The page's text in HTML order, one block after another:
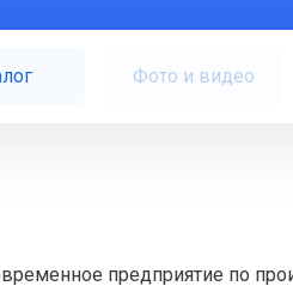
Фото и видео
предприятие по